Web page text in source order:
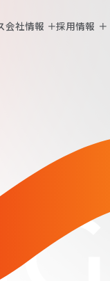
会社情報 採用情報